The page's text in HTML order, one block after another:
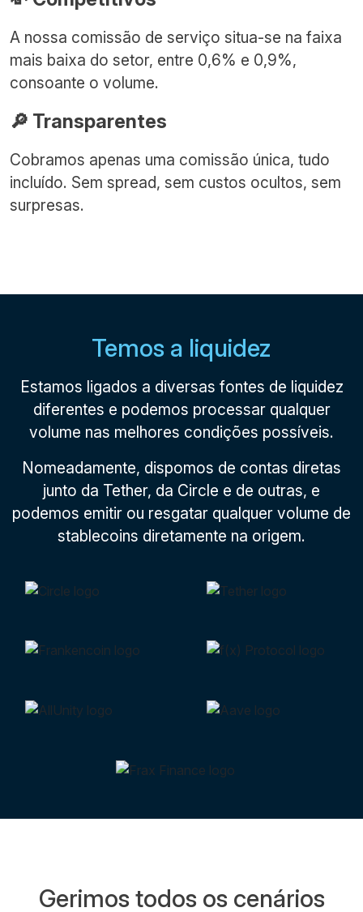
A nossa comissão de serviço situa-se na faixa
mais baixa do setor, entre 0,6% e 0,9%,
consoante o volume.
🔎 Transparentes
Cobramos apenas uma comissão única, tudo
incluído. Sem spread, sem custos ocultos, sem
surpresas.
Temos a liquidez
Estamos ligados a diversas fontes de liquidez
diferentes e podemos processar qualquer
volume nas melhores condições possíveis.
Nomeadamente, dispomos de contas diretas
junto da Tether, da Circle e de outras, e
podemos emitir ou resgatar qualquer volume de
stablecoins diretamente na origem.
Gerimos todos os cenários